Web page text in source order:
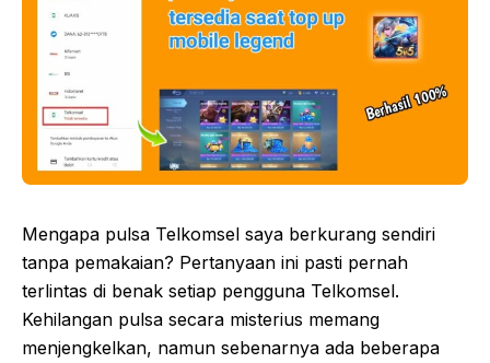
Mengapa pulsa Telkomsel saya berkurang sendiri
tanpa pemakaian? Pertanyaan ini pasti pernah
terlintas di benak setiap pengguna Telkomsel.
Kehilangan pulsa secara misterius memang
menjengkelkan, namun sebenarnya ada beberapa